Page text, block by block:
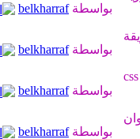
بواسطةbelkharraf
بواسطةbelkharraf
بواسطةbelkharraf
بواسطةbelkharraf